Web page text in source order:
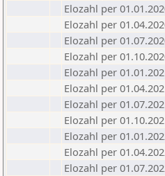
Elozahl per
Elozahl per
Elozahl per
Elozahl per
Elozahl per
Elozahl per
Elozahl per
Elozahl per
Elozahl per
Elozahl per
Elozahl per